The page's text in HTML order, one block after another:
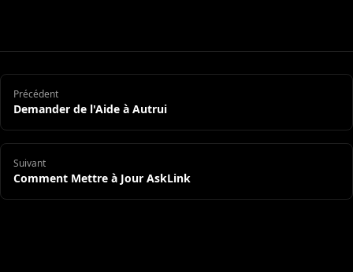
Précédent
Demander de l'Aide à Autrui
Suivant
Comment Mettre à Jour AskLink